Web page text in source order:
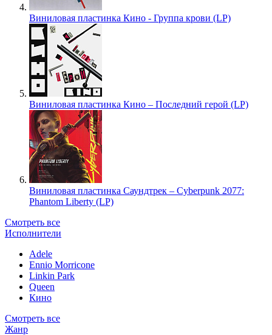
Виниловая пластинка Кино - Группа крови (LP)
Виниловая пластинка Кино – Последний герой (LP)
Виниловая пластинка Саундтрек – Cyberpunk 2077:
Phantom Liberty (LP)
Смотреть все
Исполнители
Adele
Ennio Morricone
Linkin Park
Queen
Кино
Смотреть все
Жанр